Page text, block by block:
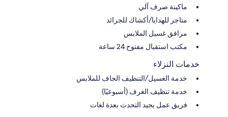
ماكينة صرف آلي
متاجر للهدايا/أكشاك للجرائد
مرافق غسيل الملابس
مكتب استقبال مفتوح 24 ساعة
خدمات النزلاء
خدمة الغسيل/التنظيف الجاف للملابس
خدمة تنظيف الغرف (أسبوعيًا)
فريق عمل يجيد التحدث بعدة لغات